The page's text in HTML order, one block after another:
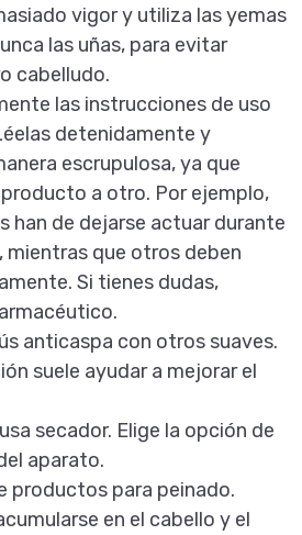
vigor y utiliza las yemas
las uñas, para evitar
cabelludo.
las instrucciones de uso
detenidamente y
escrupulosa, ya que
a otro. Por ejemplo,
han de dejarse actuar durante
mientras que otros deben
Si tienes dudas,
anticaspa con otros suaves.
suele ayudar a mejorar el
secador. Elige la opción de
aparato.
productos para peinado.
en el cabello y el